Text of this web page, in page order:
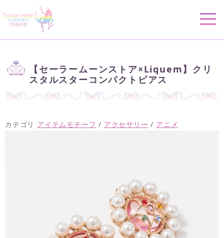
【セーラームーンストア×Liquem】クリ
スタルスターコンパクトピアス
カテゴリ アイテムモチーフ / アクセサリー / アニメ